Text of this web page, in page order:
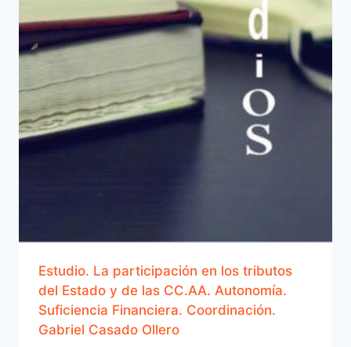
Estudio. La participación en los tributos
del Estado y de las CC.AA. Autonomía.
Suficiencia Financiera. Coordinación.
Gabriel Casado Ollero